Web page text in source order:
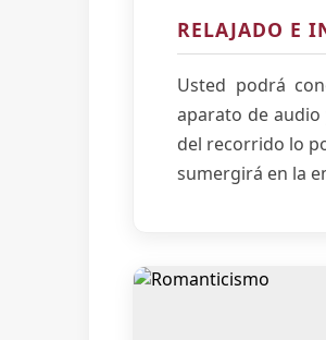
RELAJADO E
Usted podrá
aparato de
del recorrido lo
sumergirá en la